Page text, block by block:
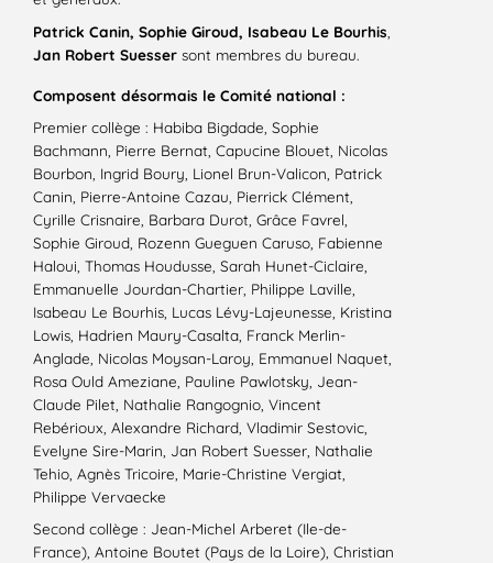
Patrick Canin, Sophie Giroud, Isabeau Le Bourhis
Jan Robert Suesser sont membres du bureau.
Composent désormais le Comité national :
Premier collège : Habiba Bigdade, Sophie
Bachmann, Pierre Bernat, Capucine Blouet, Nicolas
Bourbon, Ingrid Boury, Lionel Brun-Valicon, Patrick
Canin, Pierre-Antoine Cazau, Pierrick Clément,
Cyrille Crisnaire, Barbara Durot, Grâce Favrel,
Sophie Giroud, Rozenn Gueguen Caruso, Fabienne
Haloui, Thomas Houdusse, Sarah Hunet-Ciclaire,
Emmanuelle Jourdan-Chartier, Philippe Laville,
Isabeau Le Bourhis, Lucas Lévy-Lajeunesse, Kristina
Lowis, Hadrien Maury-Casalta, Franck Merlin-
Anglade, Nicolas Moysan-Laroy, Emmanuel Naquet,
Rosa Ould Ameziane, Pauline Pawlotsky, Jean-
Claude Pilet, Nathalie Rangognio, Vincent
Rebérioux, Alexandre Richard, Vladimir Sestovic,
Evelyne Sire-Marin, Jan Robert Suesser, Nathalie
Tehio, Agnès Tricoire, Marie-Christine Vergiat,
Philippe Vervaecke
Second collège : Jean-Michel Arberet (Ile-de-
France), Antoine Boutet (Pays de la Loire), Christian